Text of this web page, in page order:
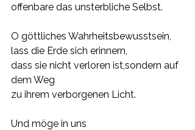
offenbare das unsterbliche Selbst.
O göttliches Wahrheitsbewusstsein,
lass die Erde sich erinnern,
dass sie nicht verloren ist,sondern auf
dem Weg
zu ihrem verborgenen Licht.
Und möge in uns